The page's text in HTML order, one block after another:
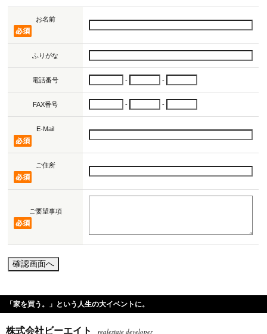
お名前
ふりがな
電話番号 - -
FAX番号 - -
E-Mail
ご住所
ご要望事項
「家を買う。」という人生の大イベントに。
株式会社ビーエイト realestate developer